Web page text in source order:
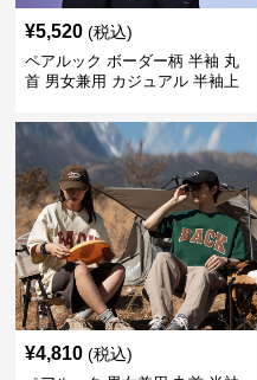
¥5,520 (税込)
ペアルック ボーダー柄 半袖 丸
首 男女兼用 カジュアル 半袖上
¥4,810 (税込)